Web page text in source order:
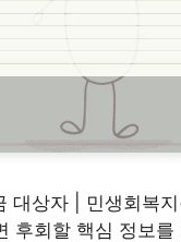
대상자 | 민생회복
후회할 핵심 정보를